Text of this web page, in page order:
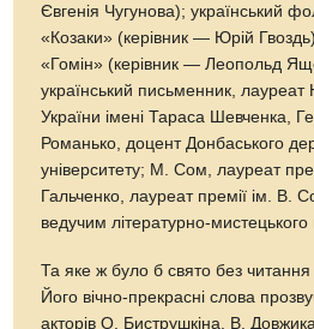
Євгенія Чугунова); український
«Козаки» (керівник — Юрій
«Гомін» (керівник — Леопольд
український письменник, лауреат
України імені Тараса Шевченка,
Романько, доцент Донбаського
університету; М. Сом, лауреат
Гальченко, лауреат премії ім. В.
ведучим літературно-мистецького
Та яке ж було б свято без
Його вічно-прекрасні слова
акторів О. Биструшкіна, В.